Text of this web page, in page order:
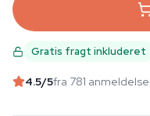
Gratis fragt inkluderet
4.5/5fra 781